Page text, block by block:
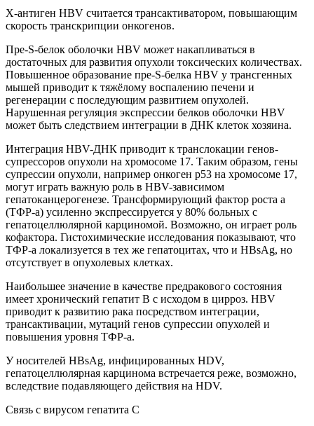
Х-антиген HBV считается трансактиватором, повышающим
скорость транскрипции онкогенов.
Пре-S-белок оболочки HBV может накапливаться в
достаточных для развития опухоли токсических количествах.
Повышенное образование пре-S-белка HBV у трансгенных
мышей приводит к тяжёлому воспалению печени и
регенерации с последующим развитием опухолей.
Нарушенная регуляция экспрессии белков оболочки HBV
может быть следствием интеграции в ДНК клеток хозяина.
Интеграция HBV-ДНК приводит к транслокации генов-
супрессоров опухоли на хромосоме 17. Таким образом, гены
супрессии опухоли, например онкоген р53 на хромосоме 17,
могут играть важную роль в HBV-зависимом
гепатоканцерогенезе. Трансформирующий фактор роста а
(ТФР-а) усиленно экспрессируется у 80% больных с
гепатоцеллюлярной карциномой. Возможно, он играет роль
кофактора. Гистохимические исследования показывают, что
ТФР-а локализуется в тех же гепатоцитах, что и HBsAg, но
отсутствует в опухолевых клетках.
Наибольшее значение в качестве предракового состояния
имеет хронический гепатит В с исходом в цирроз. HBV
приводит к развитию рака посредством интеграции,
трансактивации, мутаций генов супрессии опухолей и
повышения уровня ТФР-а.
У носителей HBsAg, инфицированных HDV,
гепатоцеллюлярная карцинома встречается реже, возможно,
вследствие подавляющего действия на HDV.
Связь с вирусом гепатита С